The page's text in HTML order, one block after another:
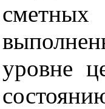
уровне